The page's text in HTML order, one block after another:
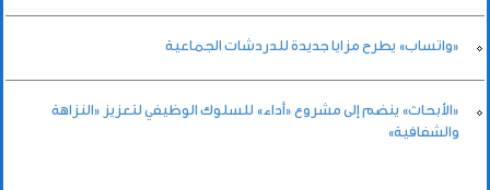
«واتساب» يطرح مزايا جديدة للدردشات الجماعية
«الأبحاث» ينضم إلى مشروع «أداء» للسلوك الوظيفي لتعزيز «النزاهة
والشفافية»